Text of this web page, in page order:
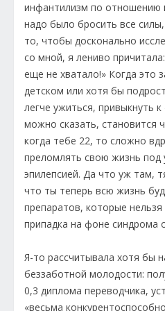
инфантилизм по отношению
надо было бросить все
то, чтобы досконально
со мной, я лениво
еще не хватало!» Когда это
детском или хотя бы
легче ужиться, привыкнуть
можно сказать, становится
когда тебе 22, то сложно
преломлять свою жизнь под
эпилепсией. Да что уж там,
что ты теперь всю жизнь
препаратов, которые
припадка на фоне синдрома
Я-то рассчитывала хотя бы
беззаботной молодости:
0,3 диплома переводчика,
«весьма